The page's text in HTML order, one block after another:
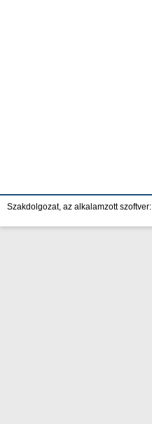
Szakdolgozat, az alkalamzott szoftver: